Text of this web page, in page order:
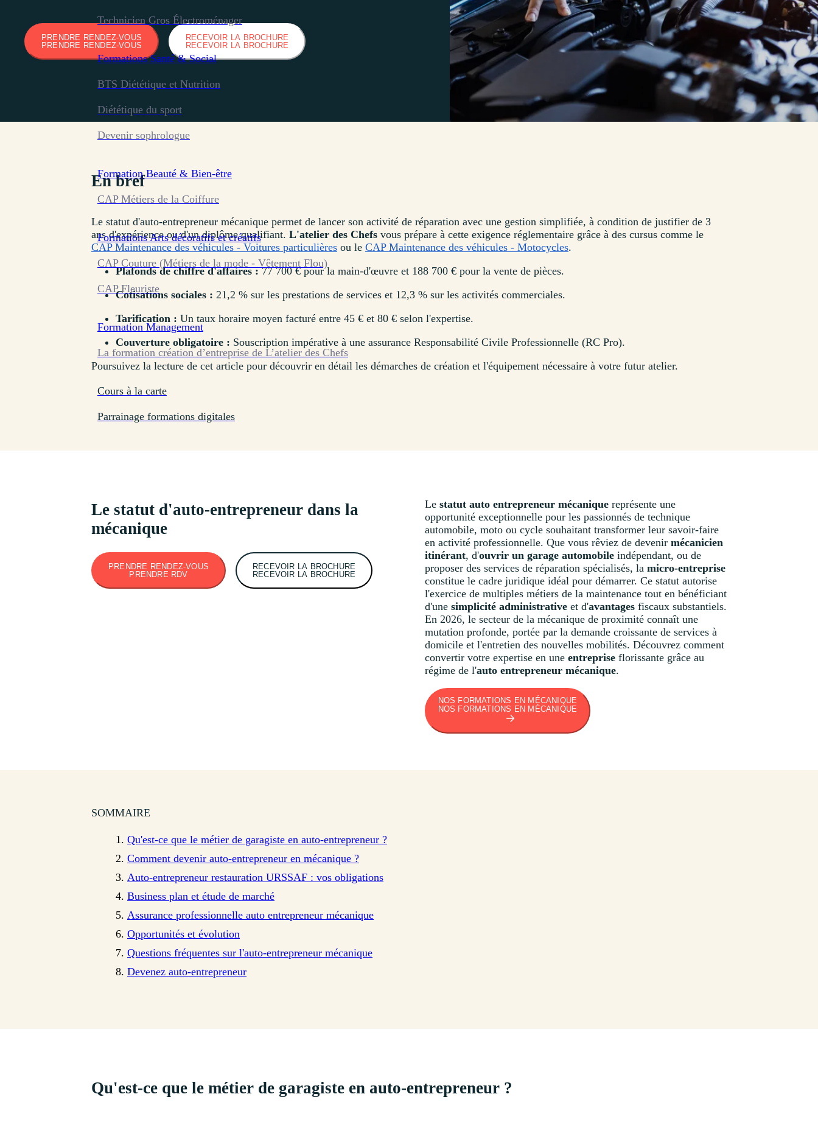
Technicien Gros Électroménager
Formations Santé & Social
BTS Diététique et Nutrition
Diététique du sport
Devenir sophrologue
Formation Beauté & Bien-être
CAP Métiers de la Coiffure
Formations Arts décoratifs et créatifs
CAP Couture (Métiers de la mode - Vêtement Flou)
CAP Fleuriste
Formation Management
La formation création d’entreprise de L’atelier des Chefs
Cours à la carte
Parrainage formations digitales
PRENDRE RENDEZ-VOUS
PRENDRE RENDEZ-VOUS
RECEVOIR LA BROCHURE
RECEVOIR LA BROCHURE
En bref
Le statut d'auto-entrepreneur mécanique permet de lancer son activité de réparation avec une gestion simplifiée, à condition de justifier de 3
ans d'expérience ou d'un diplôme qualifiant. L'atelier des Chefs vous prépare à cette exigence réglementaire grâce à des cursus comme le
CAP Maintenance des véhicules - Voitures particulières ou le CAP Maintenance des véhicules - Motocycles.
Plafonds de chiffre d'affaires :77 700 € pour la main-d'œuvre et 188 700 € pour la vente de pièces.
Cotisations sociales : 21,2 % sur les prestations de services et 12,3 % sur les activités commerciales.
Tarification : Un taux horaire moyen facturé entre 45 € et 80 € selon l'expertise.
Couverture obligatoire : Souscription impérative à une assurance Responsabilité Civile Professionnelle (RC Pro).
Poursuivez la lecture de cet article pour découvrir en détail les démarches de création et l'équipement nécessaire à votre futur atelier.
Le statut d'auto-entrepreneur dans la
mécanique
PRENDRE RENDEZ-VOUS
PRENDRE RDV
RECEVOIR LA BROCHURE
RECEVOIR LA BROCHURE
Le statut auto entrepreneur mécaniquereprésente une
opportunité exceptionnelle pour les passionnés de technique
automobile, moto ou cycle souhaitant transformer leur savoir-faire
en activité professionnelle. Que vous rêviez de devenir mécanicien
itinérant, d'ouvrir un garage automobileindépendant, ou de
proposer des services de réparation spécialisés, la micro-entreprise
constitue le cadre juridique idéal pour démarrer. Ce statut autorise
l'exercice de multiples métiers de la maintenance tout en bénéficiant
d'une simplicité administrativeet d'avantagesfiscaux substantiels.
En 2026, le secteur de la mécanique de proximité connaît une
mutation profonde, portée par la demande croissante de services à
domicile et l'entretien des nouvelles mobilités. Découvrez comment
convertir votre expertise en une entrepriseflorissante grâce au
régime de l'auto entrepreneur mécanique.
NOS FORMATIONS EN MÉCANIQUE
NOS FORMATIONS EN MÉCANIQUE
SOMMAIRE
Qu'est-ce que le métier de garagiste en auto-entrepreneur ?
Comment devenir auto-entrepreneur en mécanique ?
Auto-entrepreneur restauration URSSAF : vos obligations
Business plan et étude de marché
Assurance professionnelle auto entrepreneur mécanique
Opportunités et évolution
Questions fréquentes sur l'auto-entrepreneur mécanique
Devenez auto-entrepreneur
Qu'est-ce que le métier de garagiste en auto-entrepreneur ?